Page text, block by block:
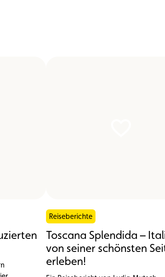
Reiseberichte
Toscana Splendida –
von seiner schönsten
erleben!